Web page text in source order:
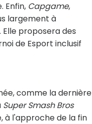
Enfin, Capgame,
largement à
proposera des
de Esport inclusif
comme la dernière
Super Smash Bros
à l'approche de la fin